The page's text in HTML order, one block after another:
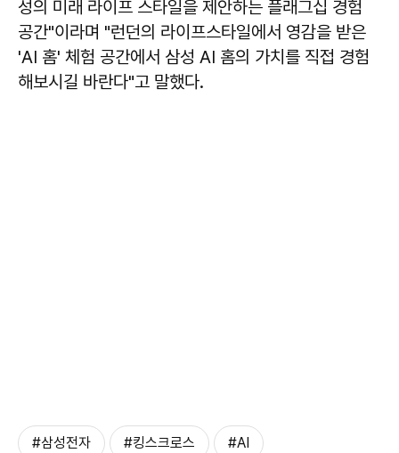
성의 미래 라이프 스타일을 제안하는 플래그십 경험
공간"이라며 "런던의 라이프스타일에서 영감을 받은
'AI 홈' 체험 공간에서 삼성 AI 홈의 가치를 직접 경험
해보시길 바란다"고 말했다.
#삼성전자 #킹스크로스 #AI